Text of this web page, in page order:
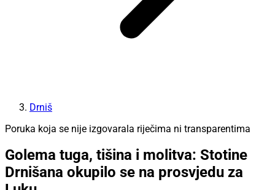
Drniš
Poruka koja se nije izgovarala riječima ni transparentima
Golema tuga, tišina i molitva: Stotine
Drnišana okupilo se na prosvjedu za